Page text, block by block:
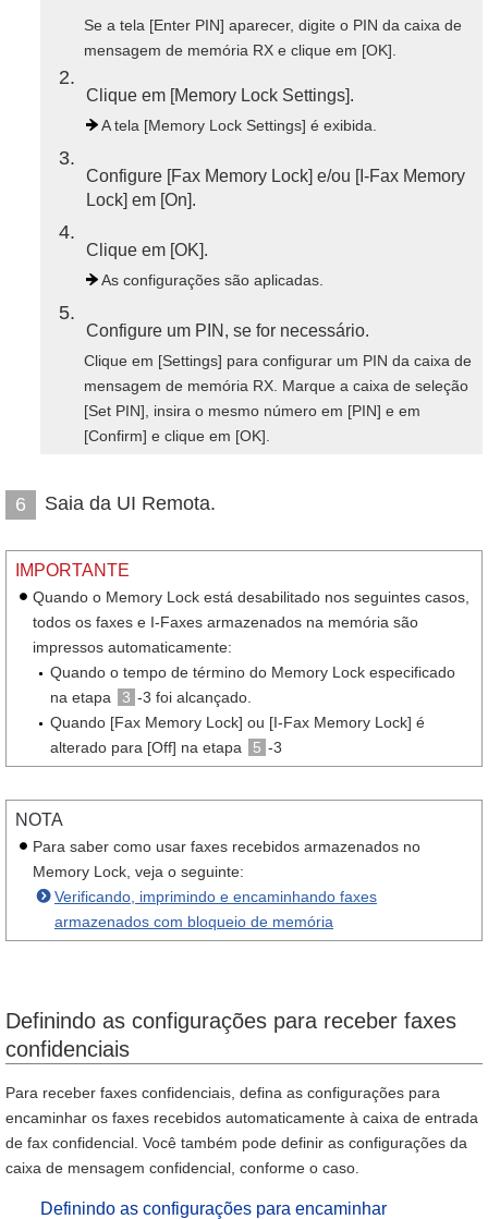
Se a tela [Enter PIN] aparecer, digite o PIN da caixa de
mensagem de memória RX e clique em [OK].
2
Clique em [Memory Lock Settings].
A tela [Memory Lock Settings] é exibida.
3
Configure [Fax Memory Lock] e/ou [I-Fax Memory
Lock] em [On].
4
Clique em [OK].
As configurações são aplicadas.
5
Configure um PIN, se for necessário.
Clique em [Settings] para configurar um PIN da caixa de
mensagem de memória RX. Marque a caixa de seleção
[Set PIN], insira o mesmo número em [PIN] e em
[Confirm] e clique em [OK].
6 Saia da UI Remota.
IMPORTANTE
Quando o Memory Lock está desabilitado nos seguintes casos,
todos os faxes e I-Faxes armazenados na memória são
impressos automaticamente:
Quando o tempo de término do Memory Lock especificado
na etapa
3 -3 foi alcançado.
Quando [Fax Memory Lock] ou [I-Fax Memory Lock] é
alterado para [Off] na etapa
5 -3
NOTA
Para saber como usar faxes recebidos armazenados no
Memory Lock, veja o seguinte:
Verificando, imprimindo e encaminhando faxes
armazenados com bloqueio de memória
Definindo as configurações para receber faxes
confidenciais
Para receber faxes confidenciais, defina as configurações para
encaminhar os faxes recebidos automaticamente à caixa de entrada
de fax confidencial. Você também pode definir as configurações da
caixa de mensagem confidencial, conforme o caso.
Definindo as configurações para encaminhar